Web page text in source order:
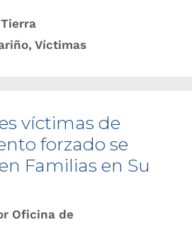
,Víctimas
víctimas de
forzado se
Familias en Su
Oficina de